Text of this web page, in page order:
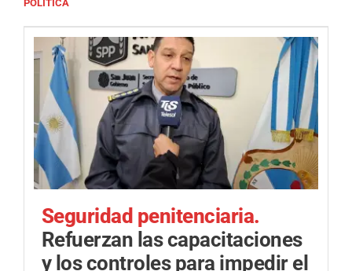
POLÍTICA
Seguridad penitenciaria.
Refuerzan las capacitaciones
y los controles para impedir el